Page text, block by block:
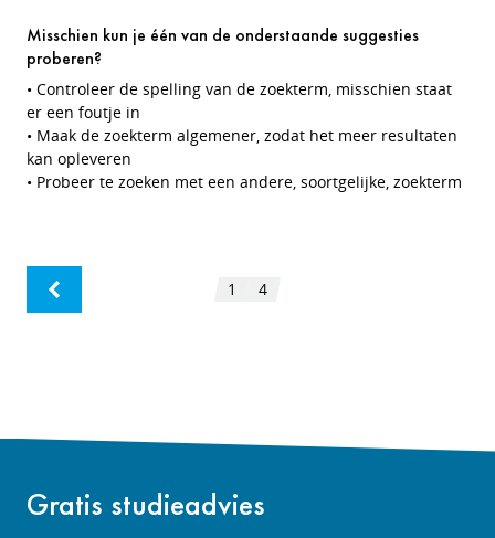
Misschien kun je één van de onderstaande suggesties
proberen?
• Controleer de spelling van de zoekterm, misschien staat
er een foutje in
• Maak de zoekterm algemener, zodat het meer resultaten
kan opleveren
• Probeer te zoeken met een andere, soortgelijke, zoekterm
1 4
Gratis studieadvies